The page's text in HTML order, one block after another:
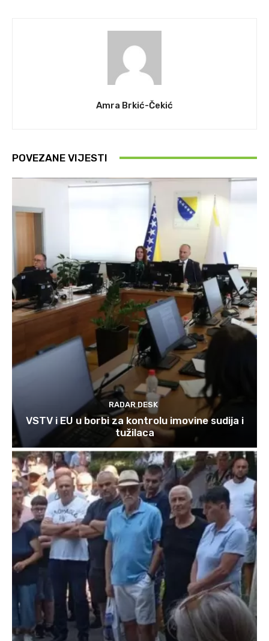
Amra Brkić-Čekić
POVEZANE VIJESTI
RADAR DESK
VSTV i EU u borbi za kontrolu imovine sudija i
tužilaca